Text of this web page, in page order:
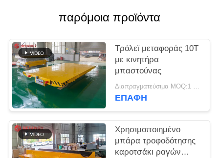
POLICY
παρόμοια προϊόντα
Τρόλεϊ μεταφοράς 10Τ
με κινητήρα
μπαστούνας
Διαπραγματεύσιμα MOQ:1 σύνολο
ΕΠΑΦΉ
Χρησιμοποιημένο
μπάρα τροφοδότησης
καροτσάκι ραγών